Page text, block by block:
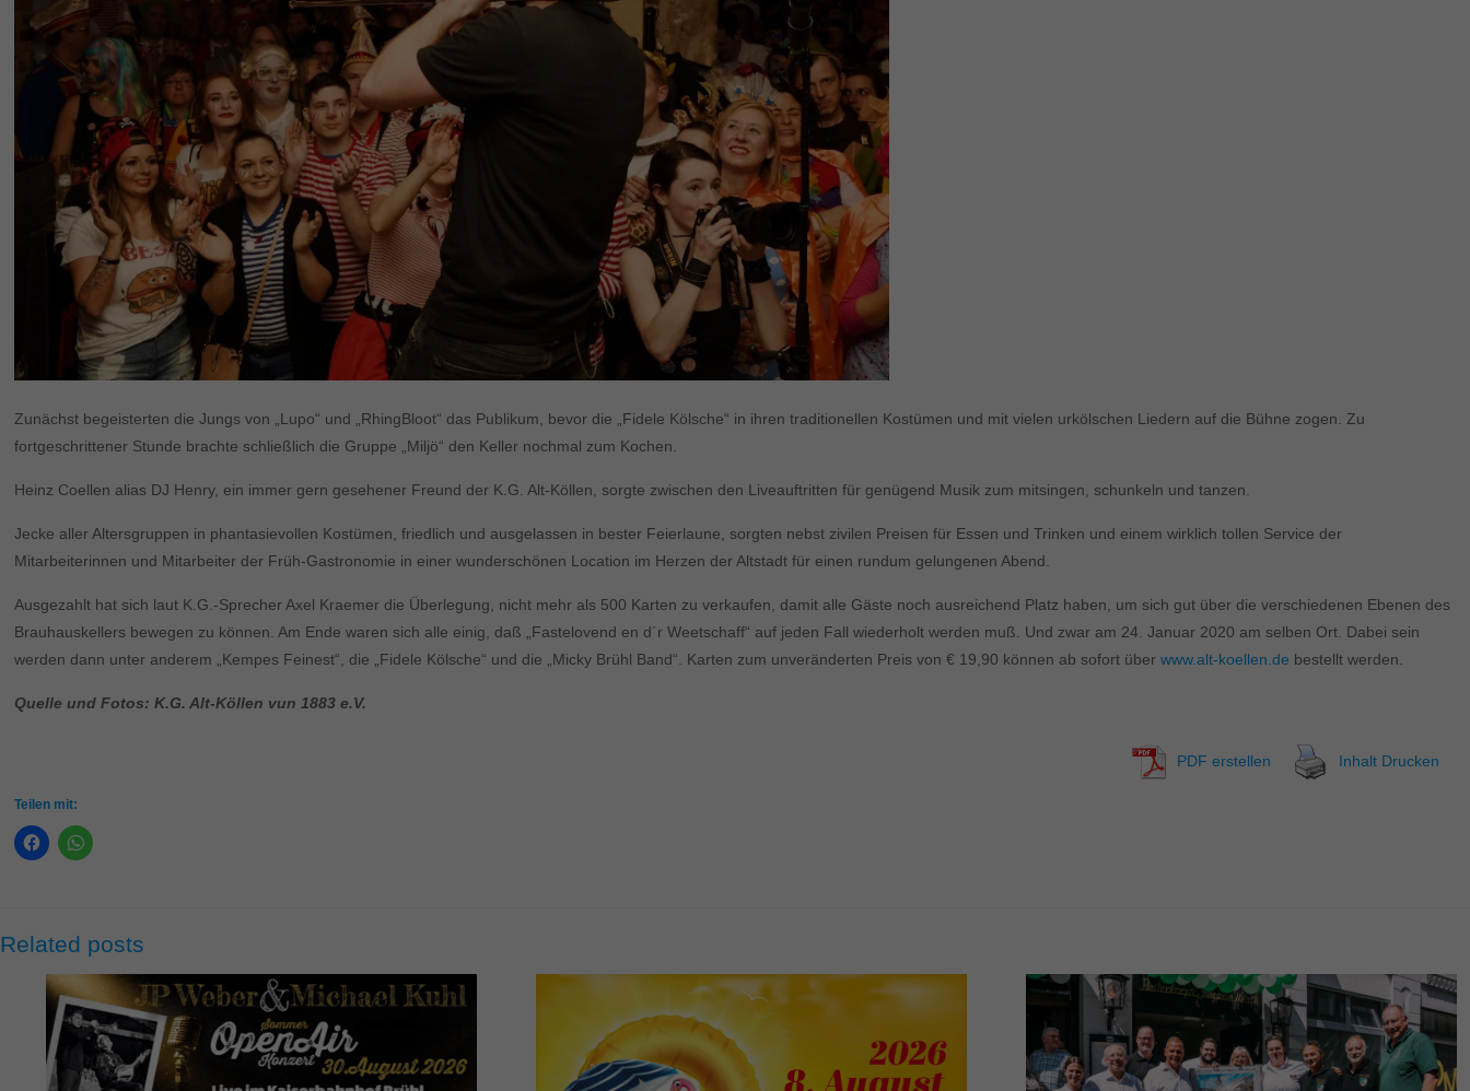
Zunächst begeisterten die Jungs von „Lupo“ und „RhingBloot“ das Publikum, bevor die „Fidele Kölsche“ in ihren traditionellen Kostümen und mit vielen urkölschen Liedern auf die Bühne zogen. Zu
fortgeschrittener Stunde brachte schließlich die Gruppe „Miljö“ den Keller nochmal zum Kochen.
Heinz Coellen alias DJ Henry, ein immer gern gesehener Freund der K.G. Alt-Köllen, sorgte zwischen den Liveauftritten für genügend Musik zum mitsingen, schunkeln und tanzen.
Jecke aller Altersgruppen in phantasievollen Kostümen, friedlich und ausgelassen in bester Feierlaune, sorgten nebst zivilen Preisen für Essen und Trinken und einem wirklich tollen Service der
Mitarbeiterinnen und Mitarbeiter der Früh-Gastronomie in einer wunderschönen Location im Herzen der Altstadt für einen rundum gelungenen Abend.
Ausgezahlt hat sich laut K.G.-Sprecher Axel Kraemer die Überlegung, nicht mehr als 500 Karten zu verkaufen, damit alle Gäste noch ausreichend Platz haben, um sich gut über die verschiedenen Ebenen des
Brauhauskellers bewegen zu können. Am Ende waren sich alle einig, daß „Fastelovend en d´r Weetschaff“ auf jeden Fall wiederholt werden muß. Und zwar am 24. Januar 2020 am selben Ort. Dabei sein
werden dann unter anderem „Kempes Feinest“, die „Fidele Kölsche“ und die „Micky Brühl Band“. Karten zum unveränderten Preis von € 19,90 können ab sofort überwww.alt-koellen.de bestellt werden.
Quelle und Fotos: K.G. Alt-Köllen vun 1883 e.V.
PDF erstellen Inhalt Drucken
Teilen mit:
Related posts